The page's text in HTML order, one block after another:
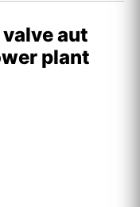
aut
plant